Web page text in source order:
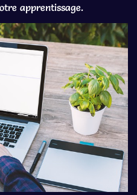
apprentissage.